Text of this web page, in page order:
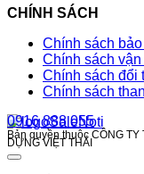
CHÍNH SÁCH
Chính sách
Chính sách vận
Chính sách đổi
Chính sách
0916 888 055
Bản quyền thuộc CÔNG
DỰNG VIỆT THÁI